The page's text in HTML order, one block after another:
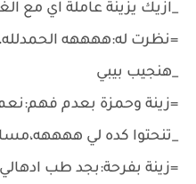
_ازيك يزينة عاملة اي مع
=نظرت له:ههههه
_هنجيب بيبي
=زينة وحمزة بعدم
_تنحتوا كده لي
=زينة بفرحة:بجد طب